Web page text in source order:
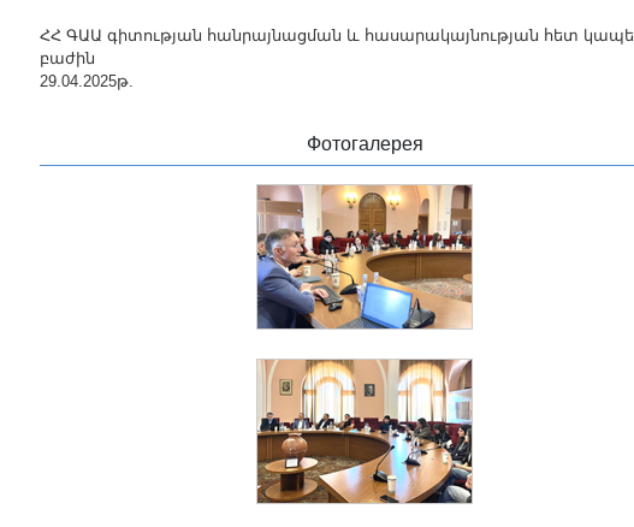
ՀՀ ԳԱԱ գիտության հանրայնացման և հասարակայնության հետ
բաժին
29.04.2025թ.
Фотогалерея